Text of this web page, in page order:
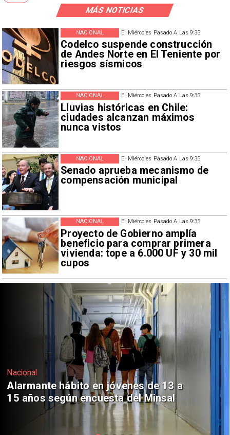
MÁS NOTICIAS
El Miércoles Pasado A Las 9:35
Codelco suspende construcción
de Andes Norte en El Teniente por
riesgos sísmicos
NACIONAL
El Miércoles Pasado A Las 9:35
Lluvias históricas en Chile:
ciudades alcanzan máximos
nunca vistos
NACIONAL
El Miércoles Pasado A Las 9:35
Senado aprueba mecanismo de
compensación municipal
NACIONAL
El Miércoles Pasado A Las 9:35
Proyecto de Gobierno amplía
beneficio para comprar primera
vivienda: tope a 6.000 UF y 30 mil
cupos
NACIONAL
Regiones
Aprueban creación del Parque
Sebastián Piñera con inversión de $4
mil millones